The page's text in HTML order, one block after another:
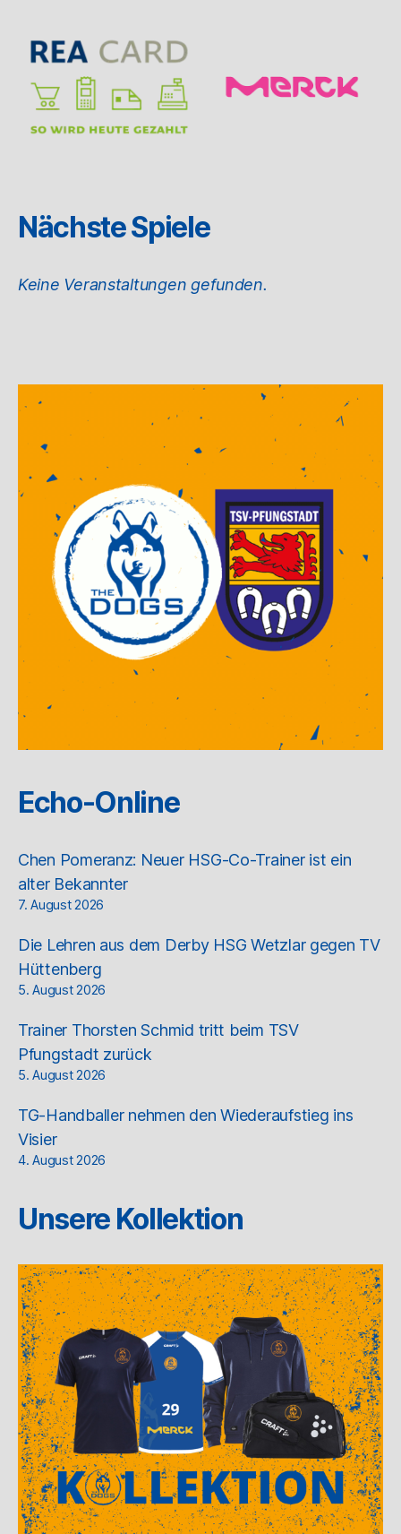
Nächste Spiele
Keine Veranstaltungen gefunden.
Echo-Online
Chen Pomeranz: Neuer HSG-Co-Trainer ist ein
alter Bekannter
7. August 2026
Die Lehren aus dem Derby HSG Wetzlar gegen TV
Hüttenberg
5. August 2026
Trainer Thorsten Schmid tritt beim TSV
Pfungstadt zurück
5. August 2026
TG-Handballer nehmen den Wiederaufstieg ins
Visier
4. August 2026
Unsere Kollektion